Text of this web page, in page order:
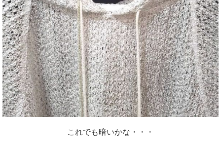
これでも暗いかな・・・